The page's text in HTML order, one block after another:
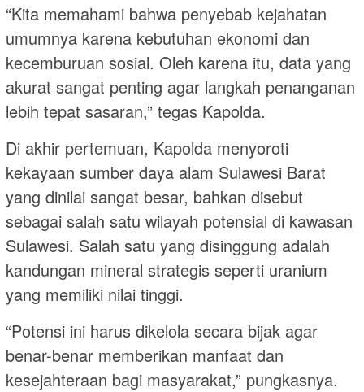
“Kita memahami bahwa penyebab kejahatan
umumnya karena kebutuhan ekonomi dan
kecemburuan sosial. Oleh karena itu, data yang
akurat sangat penting agar langkah penanganan
lebih tepat sasaran,” tegas Kapolda.
Di akhir pertemuan, Kapolda menyoroti
kekayaan sumber daya alam Sulawesi Barat
yang dinilai sangat besar, bahkan disebut
sebagai salah satu wilayah potensial di kawasan
Sulawesi. Salah satu yang disinggung adalah
kandungan mineral strategis seperti uranium
yang memiliki nilai tinggi.
“Potensi ini harus dikelola secara bijak agar
benar-benar memberikan manfaat dan
kesejahteraan bagi masyarakat,” pungkasnya.